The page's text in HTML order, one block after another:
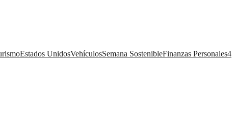
Estados UnidosVehículosSemana SostenibleFinanzas Personales4